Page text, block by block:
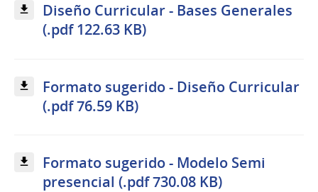
Diseño Curricular - Bases Generales
(.pdf 122.63 KB)
Formato sugerido - Diseño Curricular
(.pdf 76.59 KB)
Formato sugerido - Modelo Semi
presencial (.pdf 730.08 KB)